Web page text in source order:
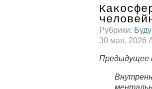
Рубрики:
30 мая, 2026